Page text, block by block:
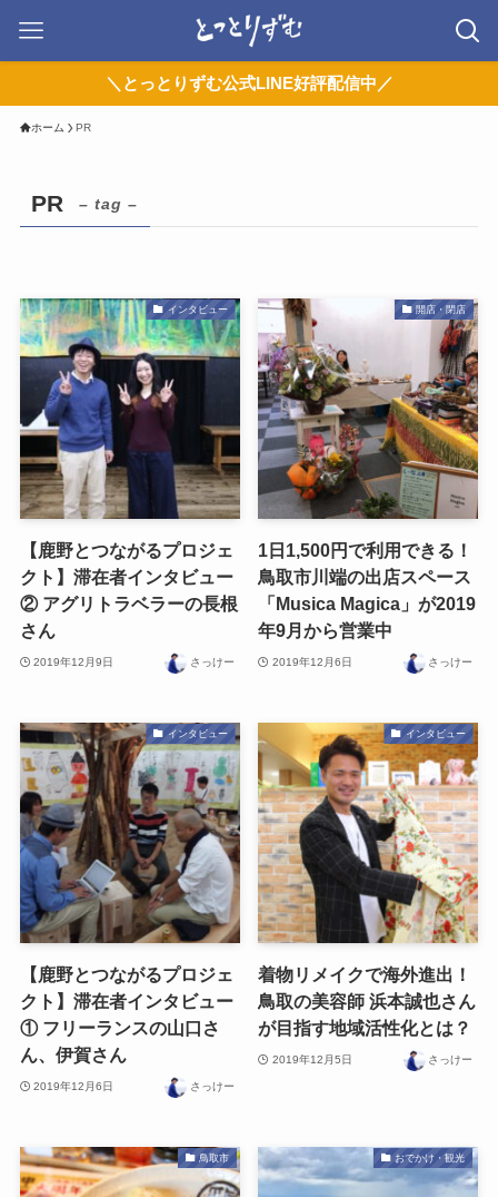
＼とっとりずむ公式LINE好評配信中／
ホーム PR
PR – tag –
インタビュー
【鹿野とつながるプロジェ
クト】滞在者インタビュー
② アグリトラベラーの長根
さん
2019年12月9日 さっけー
開店・閉店
1日1,500円で利用できる！
鳥取市川端の出店スペース
「Musica Magica」が2019
年9月から営業中
2019年12月6日 さっけー
インタビュー
【鹿野とつながるプロジェ
クト】滞在者インタビュー
① フリーランスの山口さ
ん、伊賀さん
2019年12月6日 さっけー
インタビュー
着物リメイクで海外進出！
鳥取の美容師 浜本誠也さん
が目指す地域活性化とは？
2019年12月5日 さっけー
鳥取市 おでかけ・観光